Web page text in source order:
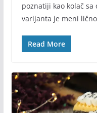
poznatiji kao kolač
varijanta je meni
Read More